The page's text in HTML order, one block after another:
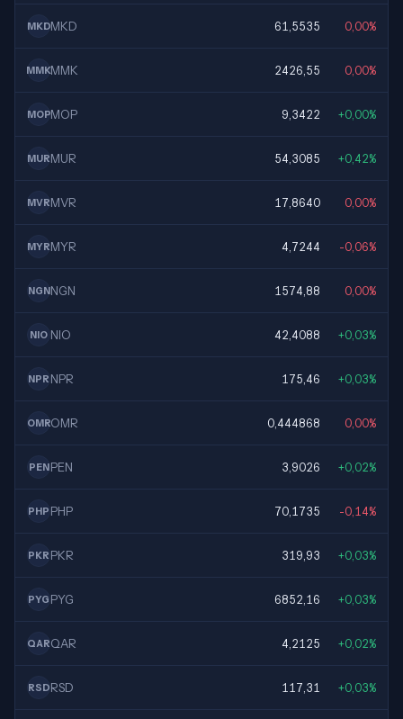
MKDMKD 61,5535 0,00%
MMKMMK 2426,55 0,00%
MOPMOP 9,3422 +0,00%
MURMUR 54,3085 +0,42%
MVRMVR 17,8640 0,00%
MYRMYR 4,7244 -0,06%
NGNNGN 1574,88 0,00%
NIO NIO 42,4088 +0,03%
NPR NPR 175,46 +0,03%
OMROMR 0,444868 0,00%
PENPEN 3,9026 +0,02%
PHP PHP 70,1735 -0,14%
PKR PKR 319,93 +0,03%
PYG PYG 6852,16 +0,03%
QARQAR 4,2125 +0,02%
RSDRSD 117,31 +0,03%